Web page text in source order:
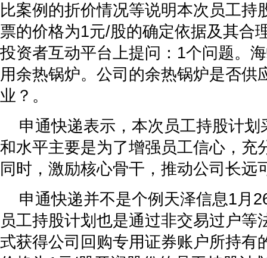
比案例的折价情况等说明本次员工持
票的价格为1元/股的确定依据及其合
投资者互动平台上提问：1个问题。
用余热锅炉。公司的余热锅炉是否供
业？。
申通快递表示，本次员工持股计划
和水平主要是为了增强员工信心，充
同时，激励核心骨干，推动公司长远
申通快递并不是个例天泽信息1月
员工持股计划也是通过非交易过户等
式获得公司回购专用证券账户所持有